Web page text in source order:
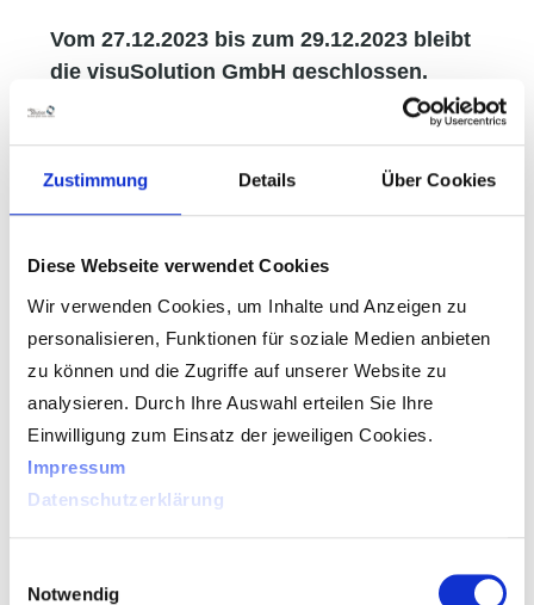
Zustimmung Details Über Cookies
Diese Webseite verwendet Cookies
Wir verwenden Cookies, um Inhalte und Anzeigen zu
personalisieren, Funktionen für soziale Medien anbieten
zu können und die Zugriffe auf unserer Website zu
analysieren. Durch Ihre Auswahl erteilen Sie Ihre
Einwilligung zum Einsatz der jeweiligen Cookies.
Impressum
Datenschutzerklärung
Notwendig
Vom 27.12.2023 bis zum 29.12.2023 bleibt
die visuSolution GmbH geschlossen.
Unser Telefonsupport bleibt Ihnen beschwingt
erhalten und ist während dieser Zeit in
Unsere Supportzeiten zwischen den
Feiertagen sind:
Mittwoch, 27.12. bis Freitag 29.12. von 9 Uhr
bis 15 Uhr
Während dieser Zeit können Sie bei uns:
– bestellen